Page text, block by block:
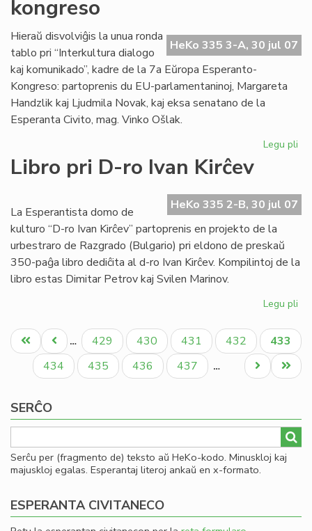
la
kongreso
HeKo 335 3-A, 30 jul 07
Hieraŭ disvolviĝis la unua ronda
tablo pri “Interkultura dialogo
kaj komunikado”, kadre de la 7a Eŭropa Esperanto-
Kongreso: partoprenis du EU-parlamentaninoj, Margareta
Handzlik kaj Ljudmila Novak, kaj eksa senatano de la
Esperanta Civito, mag. Vinko Ošlak.
Legu pli
la
Libro pri D-ro Ivan Kirĉev
HeKo 335 2-B, 30 jul 07
La Esperantista domo de
kulturo “D-ro Ivan Kirĉev” partoprenis en projekto de la
urbestraro de Razgrado (Bulgario) pri eldono de preskaŭ
350-paĝa libro dediĉita al d-ro Ivan Kirĉev. Kompilintoj de la
libro estas Dimitar Petrov kaj Svilen Marinov.
Legu pli
pri
D-
ro
Pagination
Unua
paĝo
Antaŭa
paĝo
… Paĝo
429 Paĝo
430 Paĝo
431 Paĝo
432
Aktuala
paĝo
433
Paĝo
434 Paĝo
435 Paĝo
436 Paĝo
437 …
Last
page
Next
page
SERĈO
Serĉu per (fragmento de) teksto aŭ HeKo-kodo. Minuskloj kaj
majuskloj egalas. Esperantaj literoj ankaŭ en x-formato.
ESPERANTA CIVITANECO